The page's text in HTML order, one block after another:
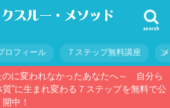
search
ロフィール ７ステップ無料講座
のに変われなかったあなたへ～ 自分ら
”に生まれ変わる７ステップを無料で公
開中！